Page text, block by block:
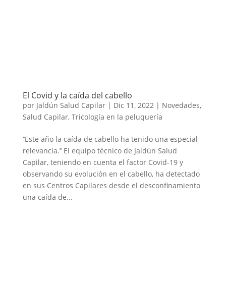
El Covid y la caída del cabello
por Jaldún Salud Capilar| Dic 11, 2022| Novedades,
Salud Capilar, Tricología en la peluquería
‘’Este año la caída de cabello ha tenido una especial
relevancia.’’ El equipo técnico de Jaldún Salud
Capilar, teniendo en cuenta el factor Covid-19 y
observando su evolución en el cabello, ha detectado
en sus Centros Capilares desde el desconfinamiento
una caída de...